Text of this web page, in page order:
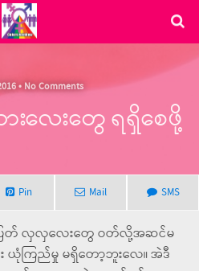
• No Comments
ားလေးတွေ ရရှိစေဖို့
Pin Mail SMS
ပြတ် လှလှလေးတွေ ဝတ်လို့အဆင်မ
ယုံကြည်မှု မရှိတော့ဘူးလေ။ အဲဒီ